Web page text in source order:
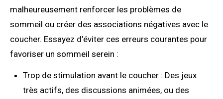
malheureusement renforcer les problèmes de
sommeil ou créer des associations négatives avec le
coucher. Essayez d’éviter ces erreurs courantes pour
favoriser un sommeil serein :
Trop de stimulation avant le coucher : Des jeux
très actifs, des discussions animées, ou des